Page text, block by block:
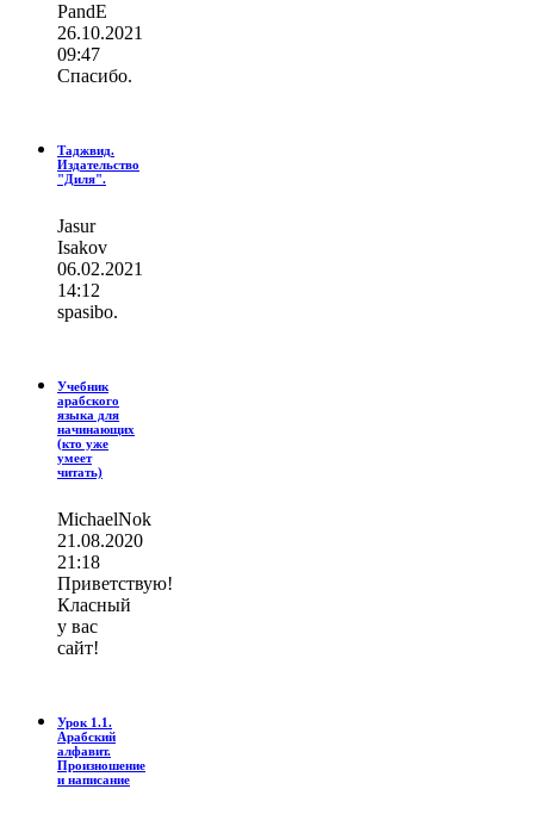
PandE
26.10.2021
09:47
Спасибо.
Таджвид.
Издательство
"Диля".
Jasur
Isakov
06.02.2021
14:12
spasibo.
Учебник
арабского
языка для
начинающих
(кто уже
умеет
читать)
MichaelNok
21.08.2020
21:18
Приветствую!
Класный
у вас
сайт!
Урок 1.1.
Арабский
алфавит.
Произношение
и написание